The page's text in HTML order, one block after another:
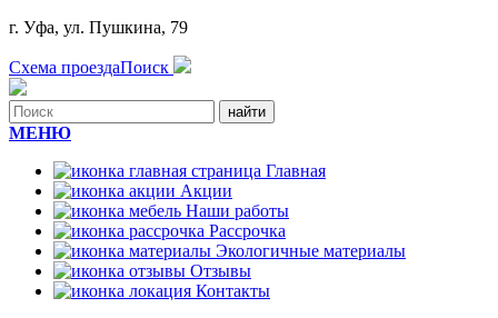
г. Уфа, ул. Пушкина, 79
Схема проездаПоиск
МЕНЮ
Главная
Акции
Наши работы
Рассрочка
Экологичные материалы
Отзывы
Контакты